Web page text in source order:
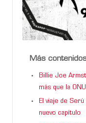
Más
Billie Joe
más que la
El viaje de
nuevo capítulo